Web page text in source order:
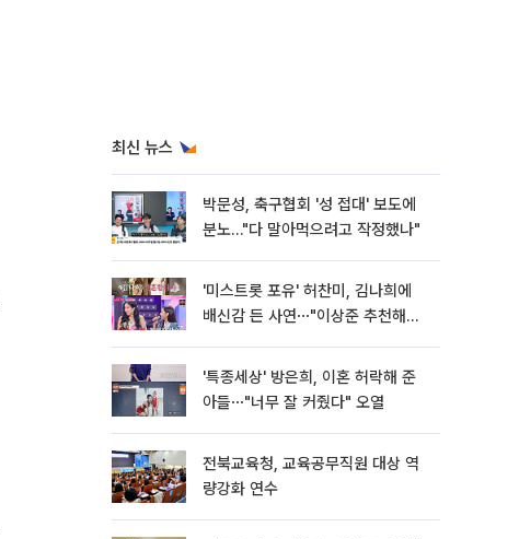
최신 뉴스
박문성, 축구협회 '성 접대' 보도에
분노…"다 말아먹으려고 작정했나"
'미스트롯 포유' 허찬미, 김나희에
배신감 든 사연⋯"이상준 추천해주
'특종세상' 방은희, 이혼 허락해 준
아들⋯"너무 잘 커줬다" 오열
전북교육청, 교육공무직원 대상 역
량강화 연수